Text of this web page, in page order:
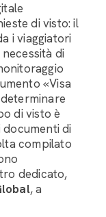
di visto: il
i viaggiatori
di
«Visa
di visto è
di
compilato
dedicato,
, a